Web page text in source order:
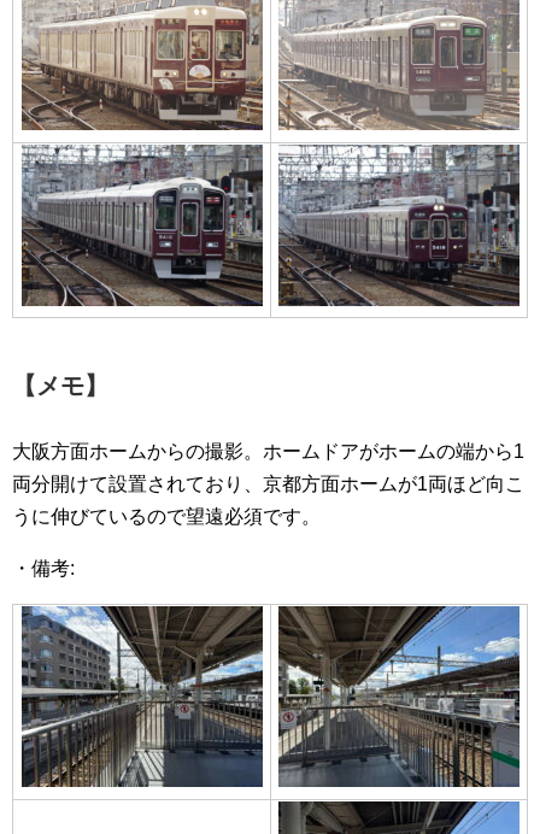
【メモ】
大阪方面ホームからの撮影。ホームドアがホームの端から1
両分開けて設置されており、京都方面ホームが1両ほど向こ
うに伸びているので望遠必須です。
・備考: